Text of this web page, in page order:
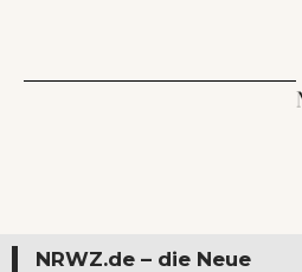
NRWZ.de – die Neue